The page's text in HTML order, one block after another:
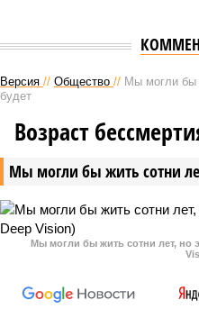
Версия // Общество // Мы могли бы
будет
Мы могли бы жить сотни
Возраст
Мы могли бы жить сотни лет, но